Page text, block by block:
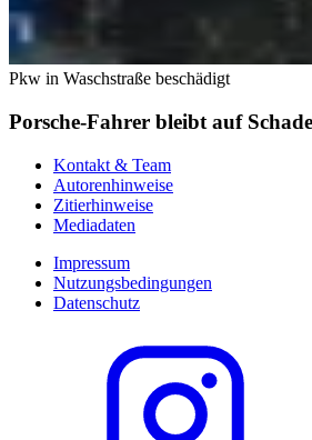
Pkw in Waschstraße beschädigt
Porsche-Fahrer bleibt auf
Kontakt & Team
Autorenhinweise
Zitierhinweise
Mediadaten
Impressum
Nutzungsbedingungen
Datenschutz